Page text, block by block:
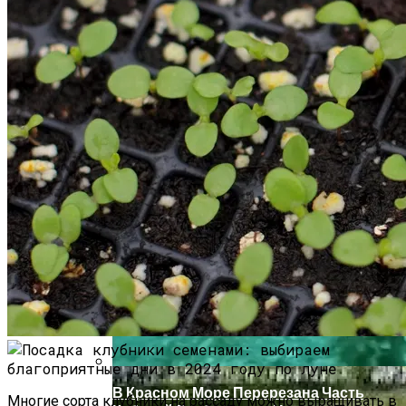
Как Купить Сотовый Поликарбонат В
Нижнем Новгороде
В Ряде Стран Наблюдаются Сбои В
Работе Facebook И Instagram
В Красном Море Перерезана Часть
Многие сорта клубники на рассаду можно выращивать в